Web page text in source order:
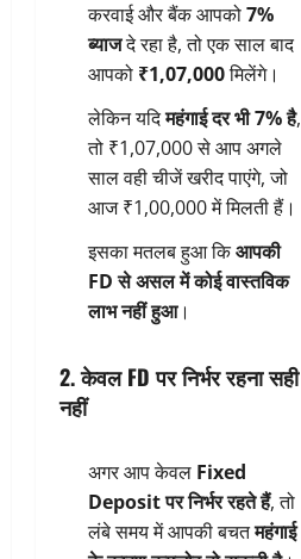
करवाई और बैंक आपको7%
ब्याजदे रहा है, तो एक साल बाद
आपको ₹1,07,000मिलेंगे।
लेकिन यदिमहंगाई दर भी 7% है,
तो ₹1,07,000 से आप अगले
साल वही चीजें खरीद पाएंगे, जो
आज ₹1,00,000 में मिलती हैं।
इसका मतलब हुआ किआपकी
FD से असल में कोई वास्तविक
लाभ नहीं हुआ।
2. केवल FD पर निर्भर रहना सही
नहीं
अगर आप केवल Fixed
Deposit पर निर्भर रहते हैं, तो
लंबे समय में आपकी बचतमहंगाई